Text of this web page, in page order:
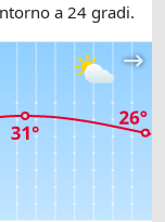
a 24 gradi.